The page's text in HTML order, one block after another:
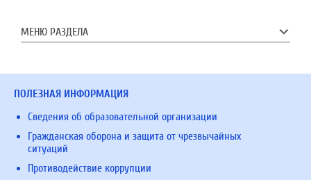
МЕНЮ РАЗДЕЛА
ПОЛЕЗНАЯ ИНФОРМАЦИЯ
Сведения об образовательной организации
Гражданская оборона и защита от чрезвычайных
ситуаций
Противодействие коррупции